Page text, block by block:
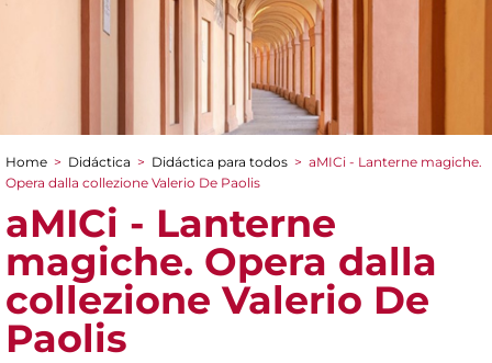
You are here
Home > Didáctica > Didáctica para todos > aMICi - Lanterne magiche.
Opera dalla collezione Valerio De Paolis
aMICi - Lanterne
magiche. Opera dalla
collezione Valerio De
Paolis